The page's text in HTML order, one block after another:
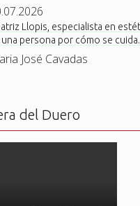
Llopis, especialista en
una persona por cómo se cuida.
José Cavadas
del Duero